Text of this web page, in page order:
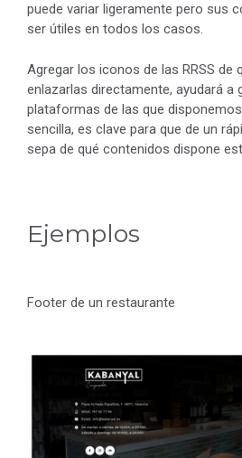
puede variar ligeramente pero sus
ser útiles en todos los casos.
Agregar los iconos de las RRSS de
enlazarlas directamente, ayudará a
plataformas de las que
sencilla, es clave para que de un
sepa de qué contenidos dispone
Ejemplos
Footer de un restaurante